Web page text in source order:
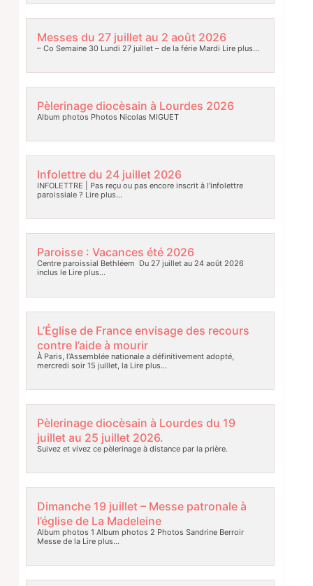
Messes du 27 juillet au 2 août 2026
– Co Semaine 30 Lundi 27 juillet – de la férie Mardi Lire plus…
Pèlerinage diocèsain à Lourdes 2026
Album photos Photos Nicolas MIGUET
Infolettre du 24 juillet 2026
INFOLETTRE | Pas reçu ou pas encore inscrit à l’infolettre
paroissiale ? Lire plus…
Paroisse : Vacances été 2026
Centre paroissial Bethléem Du 27 juillet au 24 août 2026
inclus leLire plus…
L’Église de France envisage des recours
contre l’aide à mourir
À Paris, l’Assemblée nationale a définitivement adopté,
mercredi soir 15 juillet, laLire plus…
Pèlerinage diocèsain à Lourdes du 19
juillet au 25 juillet 2026.
Suivez et vivez ce pèlerinage à distance par la prière.
Dimanche 19 juillet – Messe patronale à
l’église de La Madeleine
Album photos 1 Album photos 2 Photos Sandrine Berroir
Messe de laLire plus…